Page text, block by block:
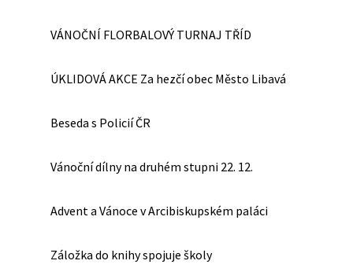
VÁNOČNÍ FLORBALOVÝ TURNAJ TŘÍD
ÚKLIDOVÁ AKCE Za hezčí obec Město Libavá
Beseda s Policií ČR
Vánoční dílny na druhém stupni 22. 12.
Advent a Vánoce v Arcibiskupském paláci
Záložka do knihy spojuje školy